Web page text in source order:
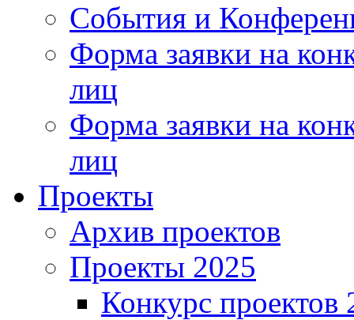
События и
Форма заявки на
лиц
Форма заявки на
лиц
Проекты
Архив проектов
Проекты 2025
Конкурс проектов